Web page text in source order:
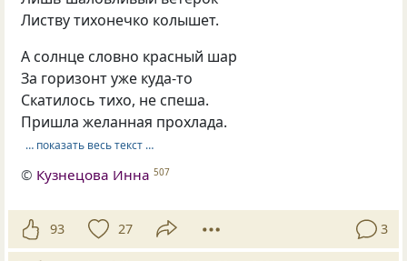
Листву тихонечко колышет.
А солнце словно красный шар
За горизонт уже куда-то
Скатилось тихо, не спеша.
Пришла желанная прохлада.
… показать весь текст …
© Кузнецова Инна 507
93 27 3